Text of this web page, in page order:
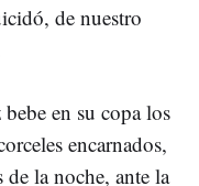
de nuestro
en su copa los
encarnados,
de la noche, ante la